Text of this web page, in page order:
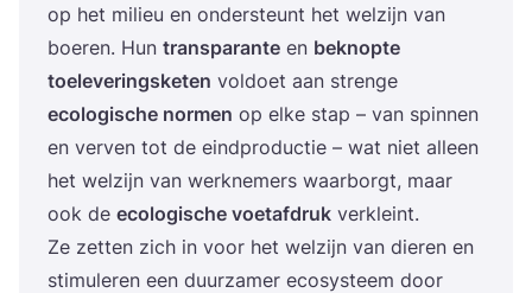
op het mili­eu en onder­steunt het wel­zijn van
boe­ren. Hun trans­pa­ran­te en beknop­te
toe­le­ve­rings­ke­ten vol­doet aan stren­ge
eco­lo­gi­sche nor­men op elke stap – van spin­nen
en ver­ven tot de eind­pro­duc­tie – wat niet alleen
het wel­zijn van werk­ne­mers waar­borgt, maar
ook de eco­lo­gi­sche voet­af­druk verkleint.
Ze zet­ten zich in voor het wel­zijn van die­ren en
sti­mu­le­ren een duur­za­mer eco­sys­teem door